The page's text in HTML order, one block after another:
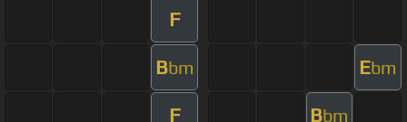
F
Bbm Ebm
F Bbm